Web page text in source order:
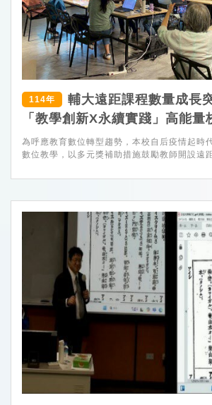
114年
輔大遠距課程數量成長
「教學創新X永續實踐」高能量
為呼應教育數位轉型趨勢，本校自后疫情起時
數位教學，以多元獎補助措施鼓勵教師開設遠